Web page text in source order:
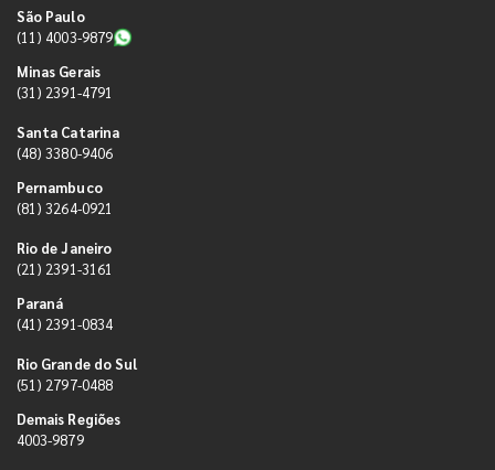
São Paulo
(11) 4003-9879
Minas Gerais
(31) 2391-4791
Santa Catarina
(48) 3380-9406
Pernambuco
(81) 3264-0921
Rio de Janeiro
(21) 2391-3161
Paraná
(41) 2391-0834
Rio Grande do Sul
(51) 2797-0488
Demais Regiões
4003-9879